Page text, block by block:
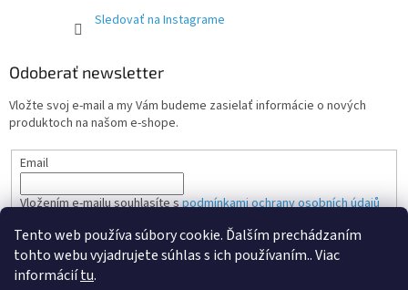
Tento web používa súbory cookie. Ďalším prechádzaním
tohto webu vyjadrujete súhlas s ich používaním.. Viac
informáciítu.
Sledovať na Instagrame
Odoberať newsletter
Vložte svoj e-mail a my Vám budeme zasielať informácie o nových
produktoch na našom e-shope.
Email
Vložením e-mailu souhlasíte spodmínkami ochrany osobních údajů
PRIHLÁSIŤ SA